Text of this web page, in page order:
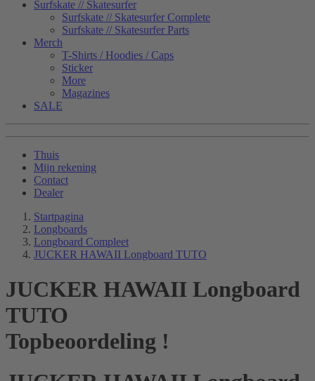
Surfskate // Skatesurfer
Surfskate // Skatesurfer Complete
Surfskate // Skatesurfer Parts
Merch
T-Shirts / Hoodies / Caps
Sticker
More
Magazines
SALE
Thuis
Mijn rekening
Contact
Dealer
Startpagina
Longboards
Longboard Compleet
JUCKER HAWAII Longboard TUTO
JUCKER HAWAII Longboard
TUTO
Topbeoordeling !